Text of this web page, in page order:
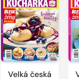
Velká česká